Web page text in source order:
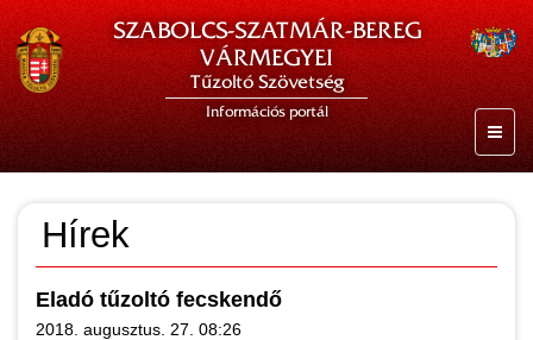
SZABOLCS-SZATMÁR-BEREG
VÁRMEGYEI
Tűzoltó Szövetség
Információs portál
Hírek
Eladó tűzoltó fecskendő
2018. augusztus. 27. 08:26